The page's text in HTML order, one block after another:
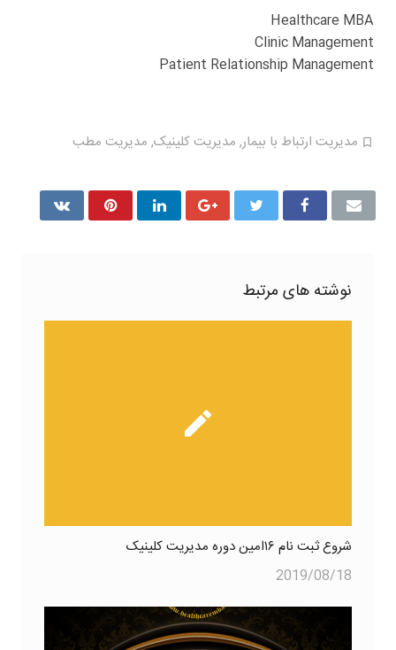
Healthcare MBA
Clinic Management
Patient Relationship Management
مدیریت ارتباط با بیمار, مدیریت کلینیک, مدیریت مطب
نوشته های مرتبط
شروع ثبت نام ۱۶امین دوره مدیریت کلینیک
2019/08/18